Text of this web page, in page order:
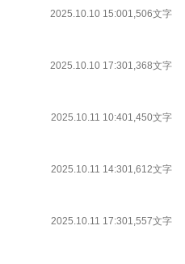
2025.10.10 15:001,506文字
2025.10.10 17:301,368文字
2025.10.11 10:401,450文字
2025.10.11 14:301,612文字
2025.10.11 17:301,557文字